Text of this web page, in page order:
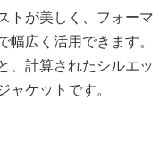
トが美しく、フォーマ
広く活用できます。
、計算されたシルエッ
ャケットです。